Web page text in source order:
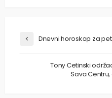
Dnevni horoskop za
Tony Cetinski
Sava